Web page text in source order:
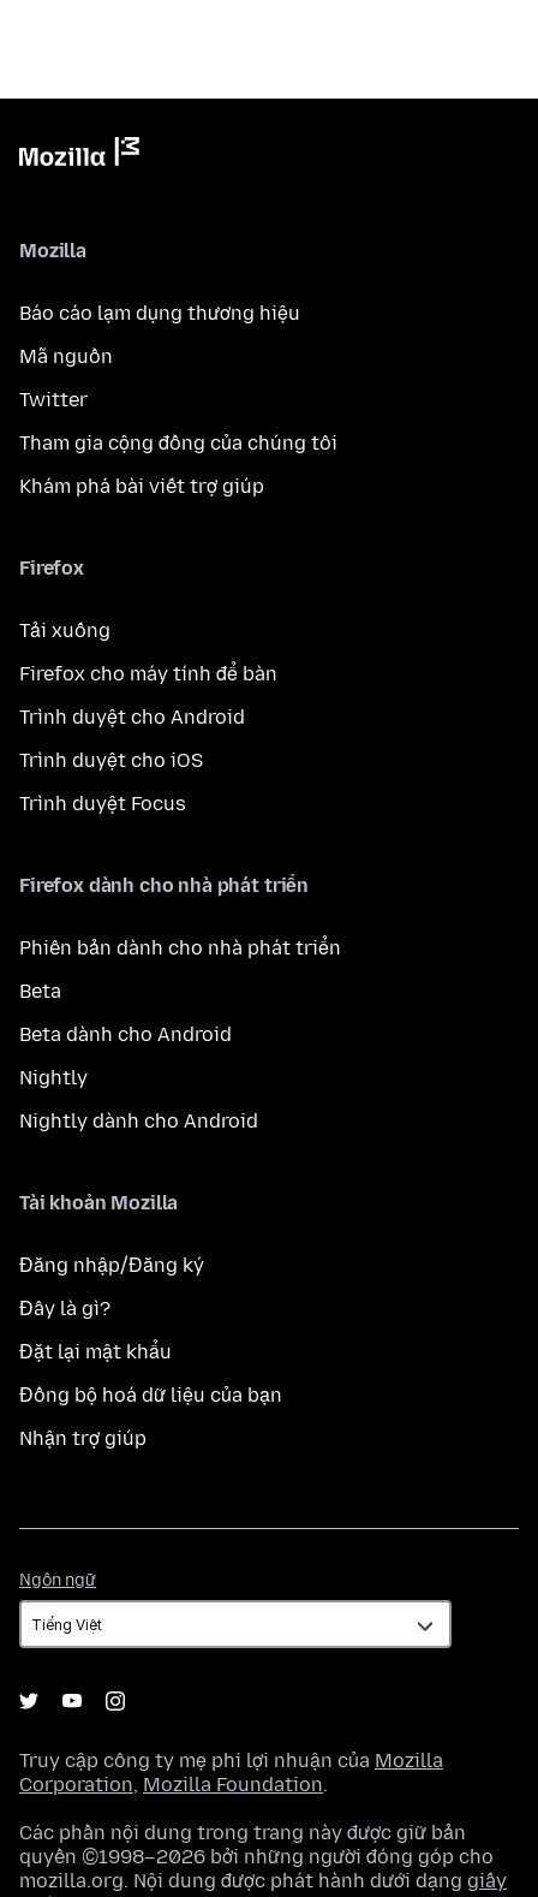
Mozilla
Báo cáo lạm dụng thương hiệu
Mã nguồn
Twitter
Tham gia cộng đồng của chúng tôi
Khám phá bài viết trợ giúp
Firefox
Tải xuống
Firefox cho máy tính để bàn
Trình duyệt cho Android
Trình duyệt cho iOS
Trình duyệt Focus
Firefox dành cho nhà phát triển
Phiên bản dành cho nhà phát triển
Beta
Beta dành cho Android
Nightly
Nightly dành cho Android
Tài khoản Mozilla
Đăng nhập/Đăng ký
Đây là gì?
Đặt lại mật khẩu
Đồng bộ hoá dữ liệu của bạn
Nhận trợ giúp
Ngôn ngữ
ngữ
Truy cập công ty mẹ phi lợi nhuận của Mozilla
Corporation, Mozilla Foundation.
Các phần nội dung trong trang này được giữ bản
quyền ©1998–2026 bởi những người đóng góp cho
mozilla.org. Nội dung được phát hành dưới dạng giấy